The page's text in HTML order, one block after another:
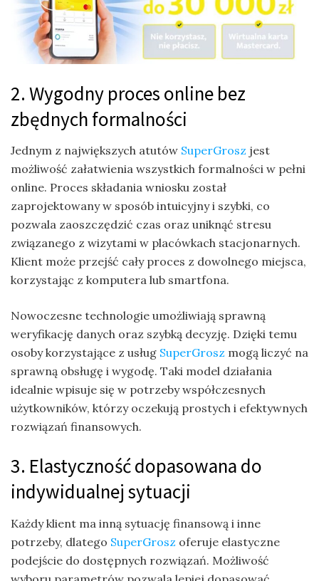
2. Wygodny proces online bez
zbędnych formalności
Jednym z największych atutów SuperGrosz jest
możliwość załatwienia wszystkich formalności w pełni
online. Proces składania wniosku został
zaprojektowany w sposób intuicyjny i szybki, co
pozwala zaoszczędzić czas oraz uniknąć stresu
związanego z wizytami w placówkach stacjonarnych.
Klient może przejść cały proces z dowolnego miejsca,
korzystając z komputera lub smartfona.
Nowoczesne technologie umożliwiają sprawną
weryfikację danych oraz szybką decyzję. Dzięki temu
osoby korzystające z usług SuperGrosz mogą liczyć na
sprawną obsługę i wygodę. Taki model działania
idealnie wpisuje się w potrzeby współczesnych
użytkowników, którzy oczekują prostych i efektywnych
rozwiązań finansowych.
3. Elastyczność dopasowana do
indywidualnej sytuacji
Każdy klient ma inną sytuację finansową i inne
potrzeby, dlatego SuperGrosz oferuje elastyczne
podejście do dostępnych rozwiązań. Możliwość